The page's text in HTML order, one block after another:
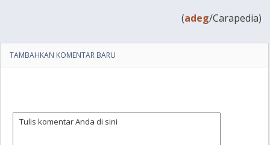
(adeg/Carapedia)
TAMBAHKAN KOMENTAR BARU